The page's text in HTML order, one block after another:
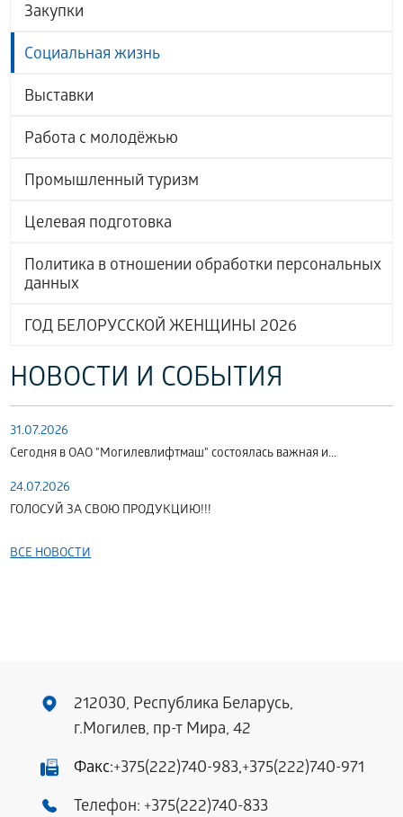
Закупки
Социальная жизнь
Выставки
Работа с молодёжью
Промышленный туризм
Целевая подготовка
Политика в отношении обработки персональных
данных
ГОД БЕЛОРУССКОЙ ЖЕНЩИНЫ 2026
НОВОСТИ И СОБЫТИЯ
31.07.2026
Сегодня в ОАО "Могилевлифтмаш" состоялась важная и...
24.07.2026
ГОЛОСУЙ ЗА СВОЮ ПРОДУКЦИЮ!!!
ВСЕ НОВОСТИ
212030, Республика Беларусь,
г.Могилев, пр-т Мира, 42
Факс:+375(222)740-983,+375(222)740-971
Телефон: +375(222)740-833